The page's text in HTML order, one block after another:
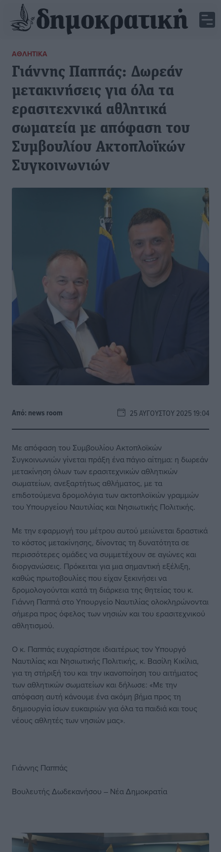
ΑΘΛΗΤΙΚΆ
Γιάννης Παππάς: Δωρεάν
μετακινήσεις για όλα τα
ερασιτεχνικά αθλητικά
σωματεία με απόφαση του
Συμβουλίου Ακτοπλοϊκών
Συγκοινωνιών
Από: news room 25 ΑΥΓΟΎΣΤΟΥ 2025 19:04
Με απόφαση του Συμβουλίου Ακτοπλοϊκών
Συγκοινωνιών γίνεται πράξη ένα πάγιο αίτημα: η δωρεάν
μετακίνηση όλων των ερασιτεχνικών αθλητικών
σωματείων, ανεξαρτήτως αθλήματος, με τα
επιδοτούμενα δρομολόγια των ακτοπλοϊκών γραμμών
του Υπουργείου Ναυτιλίας και Νησιωτικής Πολιτικής.
Με την εφαρμογή του μέτρου αυτού μειώνεται δραστικά
το κόστος μετακίνησης, δίνοντας τη δυνατότητα σε
περισσότερες ομάδες να συμμετέχουν σε αγώνες και
διοργανώσεις. Πρόκειται για μια σημαντική εξέλιξη,
καθώς πρωτοβουλίες που είχαν ξεκινήσει να
δρομολογούνται κατά τη διάρκεια της θητείας του κ.
Γιάννη Παππά στο Υπουργείο Ναυτιλίας ολοκληρώνονται
σήμερα προς όφελος των νησιών και του ερασιτεχνικού
αθλητισμού.
Ο κ. Παππάς ευχαρίστησε ιδιαιτέρως τον Υπουργό
Ναυτιλίας και Νησιωτικής Πολιτικής, κ. Βασίλη Κικίλια,
για τη στήριξή του και την ικανοποίηση του αιτήματος
των αθλητικών σωματείων και δήλωσε: «Με την
απόφαση αυτή κάνουμε ένα ακόμη βήμα προς τη
δημιουργία ίσων ευκαιριών για όλα τα παιδιά και τους
νέους αθλητές των νησιών μας».
Γιάννης Παππάς
Βουλευτής Δωδεκανήσου – Νέα Δημοκρατία